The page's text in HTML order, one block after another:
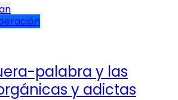
palabra y las
y adictas